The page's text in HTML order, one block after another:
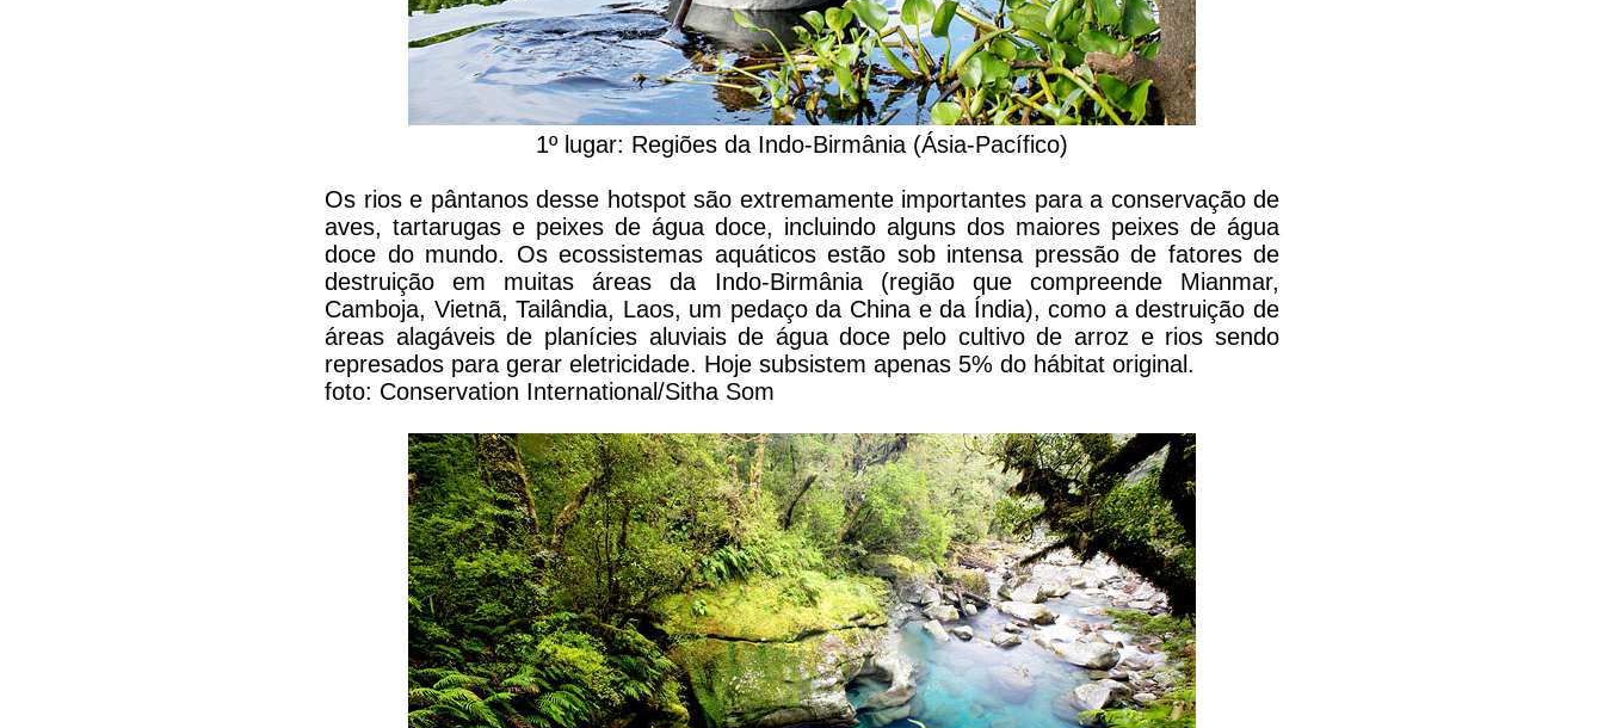
1º lugar: Regiões da Indo-Birmânia (Ásia-Pacífico)
Os rios e pântanos desse hotspot são extremamente importantes para a conservação de
aves, tartarugas e peixes de água doce, incluindo alguns dos maiores peixes de água
doce do mundo. Os ecossistemas aquáticos estão sob intensa pressão de fatores de
destruição em muitas áreas da Indo-Birmânia (região que compreende Mianmar,
Camboja, Vietnã, Tailândia, Laos, um pedaço da China e da Índia), como a destruição de
áreas alagáveis de planícies aluviais de água doce pelo cultivo de arroz e rios sendo
represados para gerar eletricidade. Hoje subsistem apenas 5% do hábitat original.
foto: Conservation International/Sitha Som